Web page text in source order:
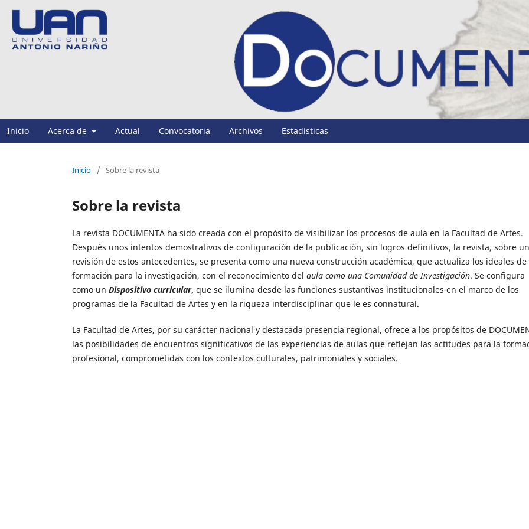
Inicio Acerca de Actual Convocatoria Archivos Estadísticas
Inicio / Sobre la revista
Sobre la revista
La revista DOCUMENTA ha sido creada con el propósito de visibilizar los procesos de aula en la Facultad de Artes.
Después unos intentos demostrativos de configuración de la publicación, sin logros definitivos, la revista, sobre
revisión de estos antecedentes, se presenta como una nueva construcción académica, que actualiza los ideales de
formación para la investigación, con el reconocimiento del aula como una Comunidad de Investigación. Se configura
como un Dispositivo curricular, que se ilumina desde las funciones sustantivas institucionales en el marco de los
programas de la Facultad de Artes y en la riqueza interdisciplinar que le es connatural.
La Facultad de Artes, por su carácter nacional y destacada presencia regional, ofrece a los propósitos de
las posibilidades de encuentros significativos de las experiencias de aulas que reflejan las actitudes para la
profesional, comprometidas con los contextos culturales, patrimoniales y sociales.